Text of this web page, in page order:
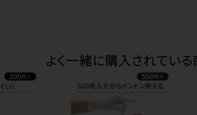
よく一緒に購入されている